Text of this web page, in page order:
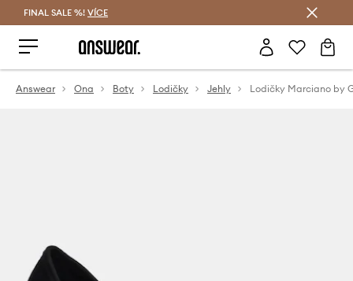
FINAL SALE %! VÍCE
Answear Ona Boty Lodičky Jehly